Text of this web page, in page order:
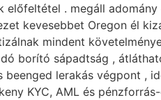
előfeltétel . megáll
kevesebbet Oregon él
mindent
borító sápadtság ,
beenged lerakás végpont ,
KYC, AML és